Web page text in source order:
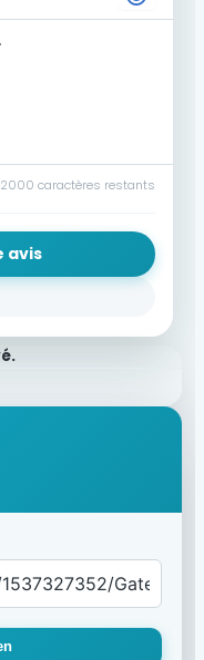
2000 caractères restants
avis